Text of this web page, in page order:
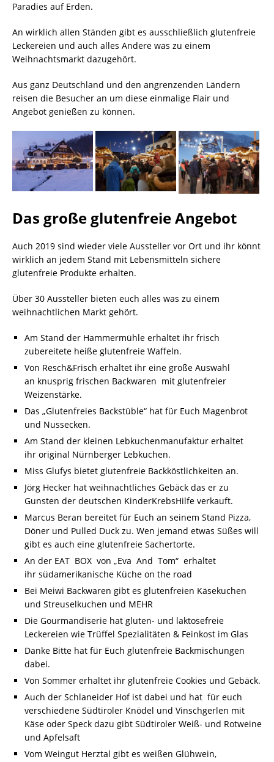
Paradies auf Erden.
An wirklich allen Ständen gibt es ausschließlich glutenfreie
Leckereien und auch alles Andere was zu einem
Weihnachtsmarkt dazugehört.
Aus ganz Deutschland und den angrenzenden Ländern
reisen die Besucher an um diese einmalige Flair und
Angebot genießen zu können.
Das große glutenfreie Angebot
Auch 2019 sind wieder viele Aussteller vor Ort und ihr könnt
wirklich an jedem Stand mit Lebensmitteln sichere
glutenfreie Produkte erhalten.
Über 30 Aussteller bieten euch alles was zu einem
weihnachtlichen Markt gehört.
Am Stand der Hammermühle erhaltet ihr frisch
zubereitete heiße glutenfreie Waffeln.
Von Resch&Frisch erhaltet ihr eine große Auswahl
an knusprig frischen Backwaren mit glutenfreier
Weizenstärke.
Das „Glutenfreies Backstüble“ hat für Euch Magenbrot
und Nussecken.
Am Stand der kleinen Lebkuchenmanufaktur erhaltet
ihr original Nürnberger Lebkuchen.
Miss Glufys bietet glutenfreie Backköstlichkeiten an.
Jörg Hecker hat weihnachtliches Gebäck das er zu
Gunsten der deutschen KinderKrebsHilfe verkauft.
Marcus Beran bereitet für Euch an seinem Stand Pizza,
Döner und Pulled Duck zu. Wen jemand etwas Süßes will
gibt es auch eine glutenfreie Sachertorte.
An der EAT BOX von „Eva And Tom“ erhaltet
ihr südamerikanische Küche on the road
Bei Meiwi Backwaren gibt es glutenfreien Käsekuchen
und Streuselkuchen und MEHR
Die Gourmandiserie hat gluten- und laktosefreie
Leckereien wie Trüffel Spezialitäten & Feinkost im Glas
Danke Bitte hat für Euch glutenfreie Backmischungen
dabei.
Von Sommer erhaltet ihr glutenfreie Cookies und Gebäck.
Auch der Schlaneider Hof ist dabei und hat für euch
verschiedene Südtiroler Knödel und Vinschgerlen mit
Käse oder Speck dazu gibt Südtiroler Weiß- und Rotweine
und Apfelsaft
Vom Weingut Herztal gibt es weißen Glühwein,